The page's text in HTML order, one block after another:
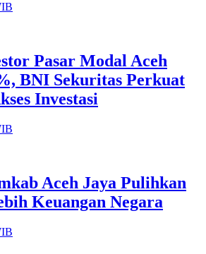
Pasar Modal Aceh
BNI Sekuritas Perkuat
Investasi
Aceh Jaya Pulihkan
Keuangan Negara